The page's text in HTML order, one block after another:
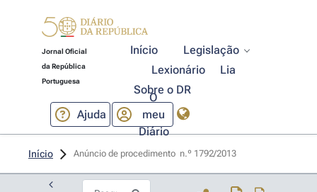
Jornal Oficial
da República
Portuguesa
Início
Legislação
Lexionário
Lia
Sobre o DR
Ajuda
O
meu
Diário
Início Anúncio de procedimento  n.º 1792/2013